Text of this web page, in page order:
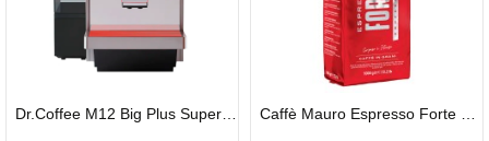
GÖNDERİ
GÖNDERİ